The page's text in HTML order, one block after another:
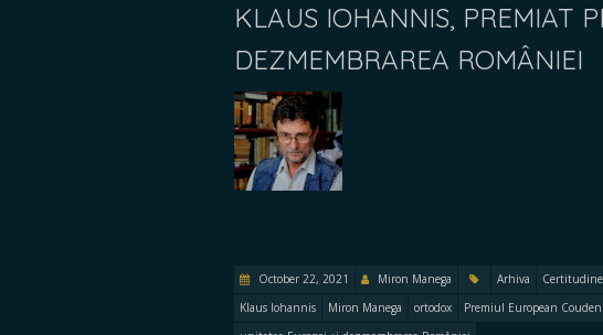
KLAUS IOHANNIS, PREMIAT
DEZMEMBRAREA ROMÂNIEI
October 22, 2021 Miron Manega Arhiva
Klaus Iohannis
Miron Manega ortodox Premiul European